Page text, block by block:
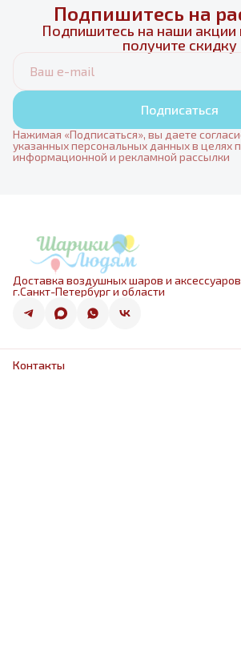
Подпишитесь на
Подпишитесь на наши акции
получите скидку
Подписаться
Нажимая «Подписаться», вы даете
указанных персональных данных в целях
информационной и рекламной рассылки
Доставка воздушных шаров и
г.Санкт-Петербург и области
Контакты